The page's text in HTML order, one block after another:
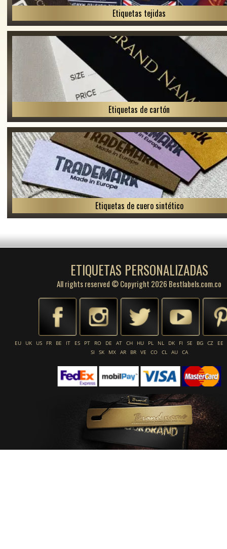
Etiquetas tejidas
Etiquetas de cartón
Etiquetas de cuero sintético
ETIQUETAS PERSONALIZADAS
All rights reserved © Copyright 2026 Bestlabels.com.co
EU UK US FR BE IT ES PT RO DE AT CH HU PL NL DK FI SE BG CZ
EE
SI
SK MX AR BR VE CO CL AU CA